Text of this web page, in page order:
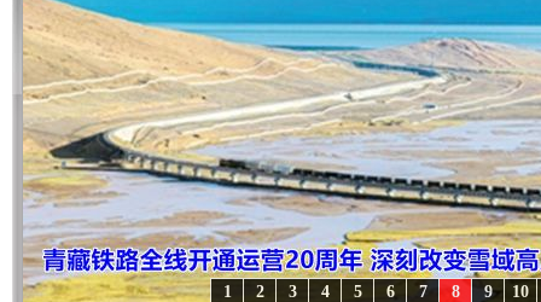
10
9
8
7
6
5
4
3
2
1